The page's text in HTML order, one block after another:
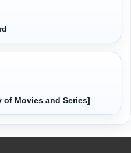
Movies and Series]